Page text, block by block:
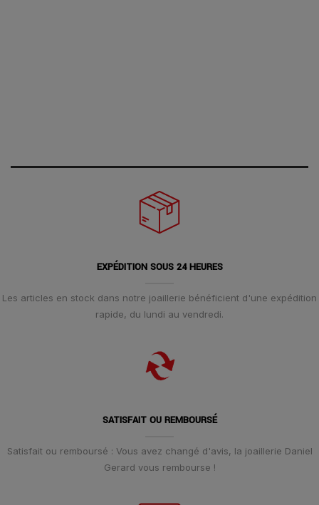
EXPÉDITION SOUS 24 HEURES
Les articles en stock dans notre joaillerie bénéficient d'une expédition
rapide, du lundi au vendredi.
SATISFAIT OU REMBOURSÉ
Satisfait ou remboursé : Vous avez changé d'avis, la joaillerie Daniel
Gerard vous rembourse !